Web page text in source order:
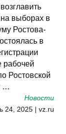
выборах в
Ростова-
в
рабочей
Ростовской
…
Новости
24, 2025 | vz.ru